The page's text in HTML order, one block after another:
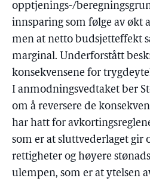
opptjenings-/
innsparing som følge av økt
men at netto budsjetteffekt
marginal. Underforstått
konsekvensene for
I anmodningsvedtaket ber
om å reversere de
har hatt for
som er at sluttvederlaget gir
rettigheter og høyere
ulempen, som er at ytelsen